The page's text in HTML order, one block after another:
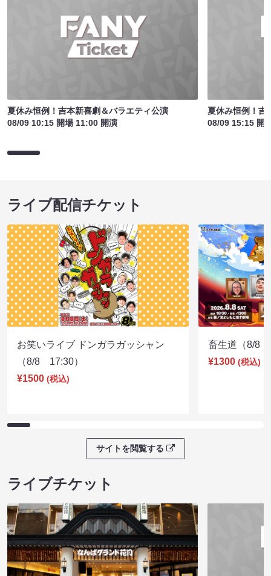
夏休み恒例！吉本新喜劇＆バラエティ公演
08/09 10:15 開場 11:00 開演
夏休み恒例！吉
08/09 15:15 開
ライブ配信チケット
お笑いライブ ドンガラガッシャン
（8/8 17:30）
¥1500 (税込)
畜生道（8/8
¥1300 (税込)
サイトを閲覧する
ライブチケット